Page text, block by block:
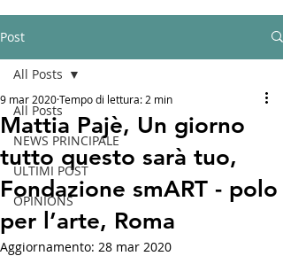
Post
All Posts
NEWS PRINCIPALE
ULTIMI POST
OPINIONS
All Posts
Mattia Pajè, Un giorno
tutto questo sarà tuo,
Fondazione smART - polo
per l’arte, Roma
9 mar 2020Tempo di lettura: 2 min
Aggiornamento: 28 mar 2020